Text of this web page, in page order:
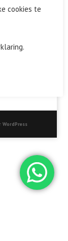
WordPress
cookies te